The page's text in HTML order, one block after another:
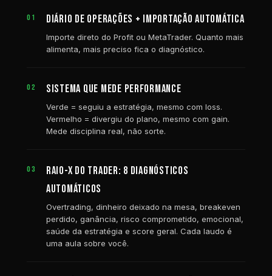
01 DIÁRIO DE OPERAÇÕES + IMPORTAÇÃO AUTOMÁTICA
Importe direto do Profit ou MetaTrader. Quanto mais
alimenta, mais preciso fica o diagnóstico.
02 SISTEMA QUE MEDE PERFORMANCE
Verde = seguiu a estratégia, mesmo com loss.
Vermelho = divergiu do plano, mesmo com gain.
Mede disciplina real, não sorte.
03
RAIO-X DO TRADER: 8 DIAGNÓSTICOS
AUTOMÁTICOS
Overtrading, dinheiro deixado na mesa, breakeven
perdido, ganância, risco comprometido, emocional,
saúde da estratégia e score geral. Cada laudo é
uma aula sobre você.